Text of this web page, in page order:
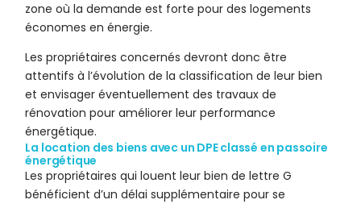
zone où la demande est forte pour des logements
économes en énergie.
Les propriétaires concernés devront donc être
attentifs à l’évolution de la classification de leur bien
et envisager éventuellement des travaux de
rénovation pour améliorer leur performance
énergétique.
La location des biens avec un DPE classé en passoire
énergétique
Les propriétaires qui louent leur bien de lettre G
bénéficient d’un délai supplémentaire pour se